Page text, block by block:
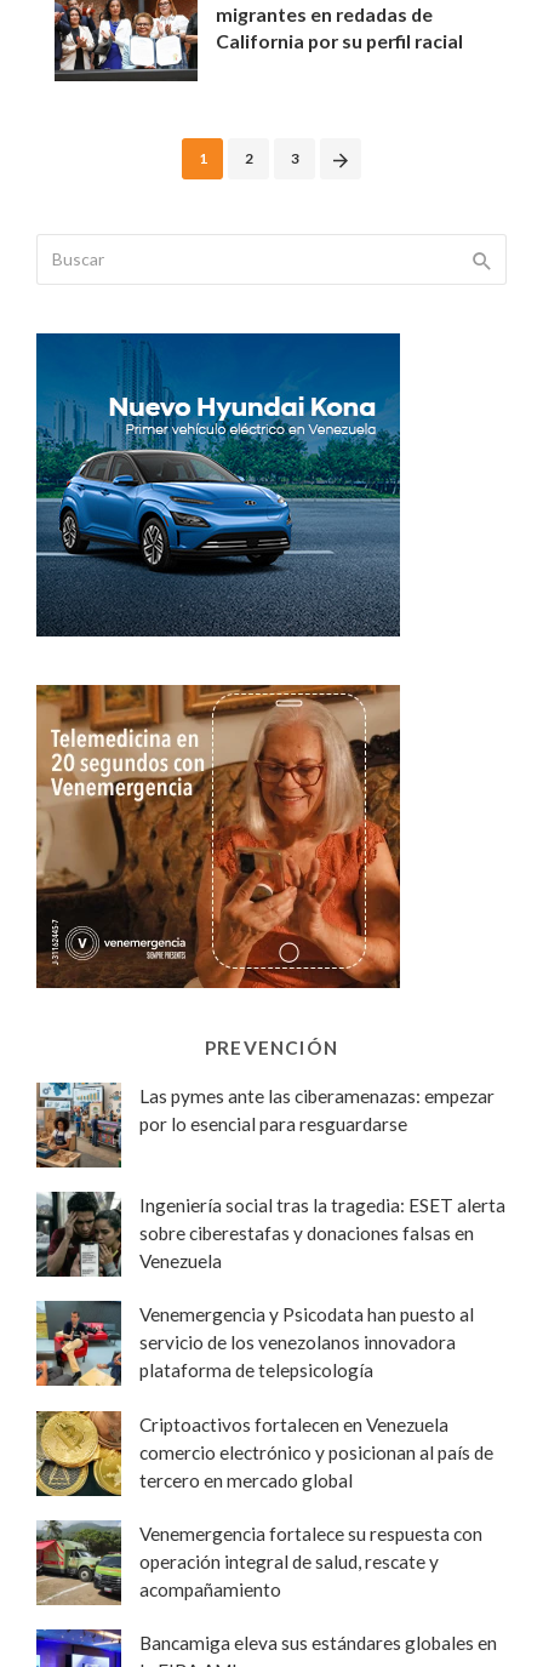
migrantes en redadas de
California por su perfil racial
1 2 3
PREVENCIÓN
Las pymes ante las ciberamenazas: empezar
por lo esencial para resguardarse
Ingeniería social tras la tragedia: ESET alerta
sobre ciberestafas y donaciones falsas en
Venezuela
Venemergencia y Psicodata han puesto al
servicio de los venezolanos innovadora
plataforma de telepsicología
Criptoactivos fortalecen en Venezuela
comercio electrónico y posicionan al país de
tercero en mercado global
Venemergencia fortalece su respuesta con
operación integral de salud, rescate y
acompañamiento
Bancamiga eleva sus estándares globales en